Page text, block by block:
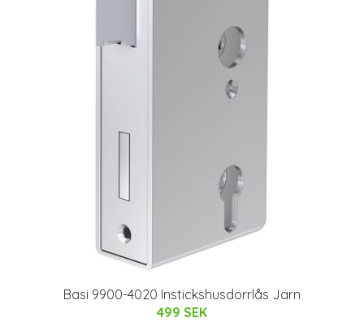
Basi 9900-4020 Instickshusdörrlås Järn
499 SEK